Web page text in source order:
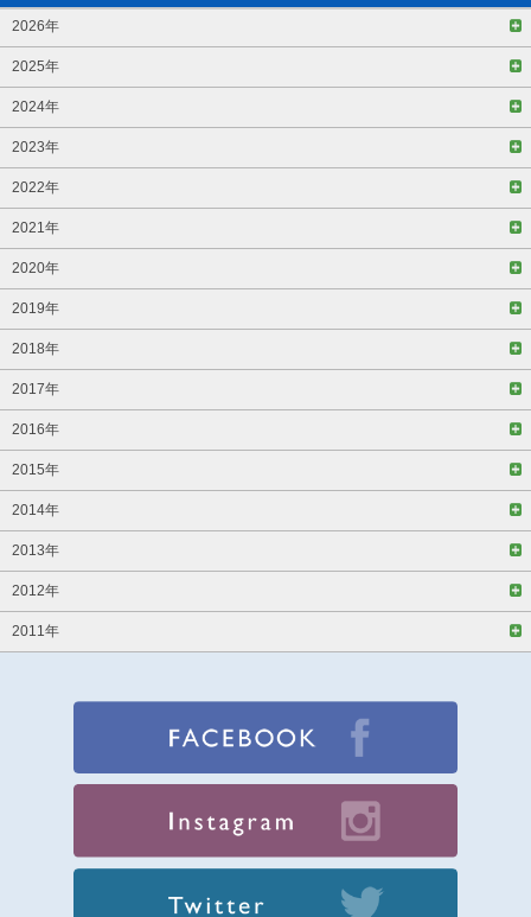
2026年
2025年
2024年
2023年
2022年
2021年
2020年
2019年
2018年
2017年
2016年
2015年
2014年
2013年
2012年
2011年